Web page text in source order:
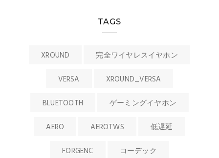
TAGS
XROUND 完全ワイヤレスイヤホン
VERSA XROUND_VERSA
BLUETOOTH ゲーミングイヤホン
AERO AEROTWS 低遅延
FORGENC コーデック